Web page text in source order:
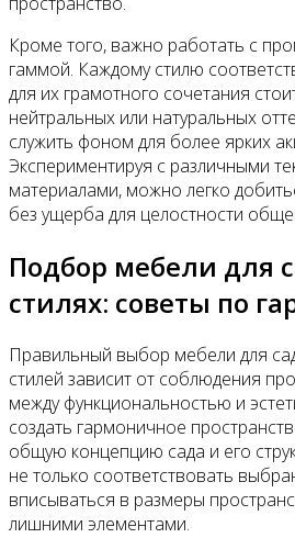
Кроме того, важно работать с
гаммой. Каждому стилю
для их грамотного сочетания
нейтральных или натуральных
служить фоном для более ярких
Экспериментируя с различными
материалами, можно легко
без ущерба для целостности
Подбор мебели для
стилях: советы по
Правильный выбор мебели для
стилей зависит от соблюдения
между функциональностью и
создать гармоничное
общую концепцию сада и его
не только соответствовать
вписываться в размеры
лишними элементами.